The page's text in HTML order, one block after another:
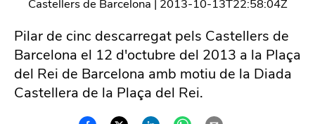
Castellers de Barcelona | 2013-10-13T22:58:04Z
Pilar de cinc descarregat pels Castellers de
Barcelona el 12 d'octubre del 2013 a la Plaça
del Rei de Barcelona amb motiu de la Diada
Castellera de la Plaça del Rei.